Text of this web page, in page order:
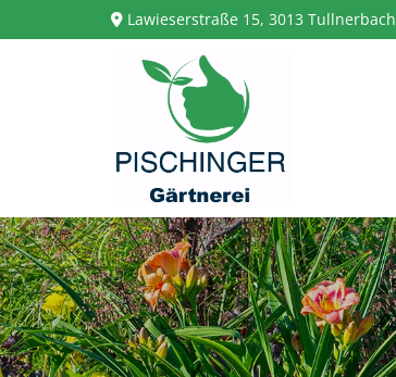
 Lawieserstraße 15, 3013 Tullnerbach